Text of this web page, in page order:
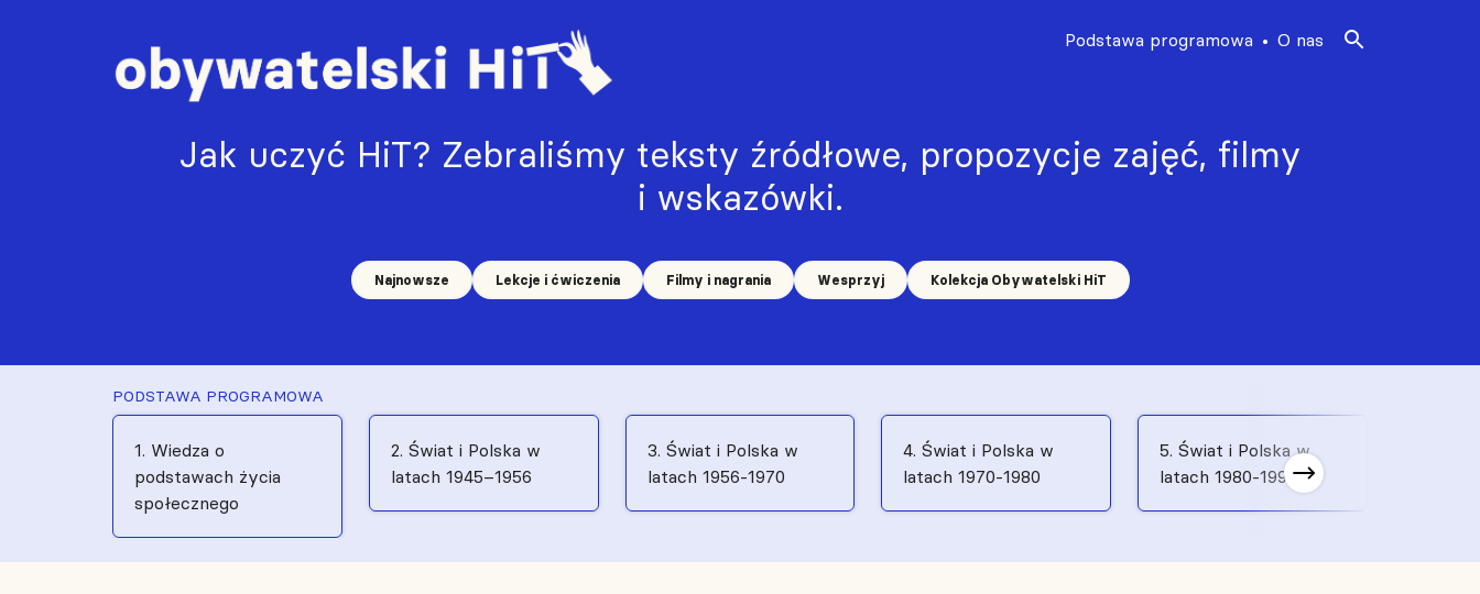
Jak uczyć HiT? Zebraliśmy teksty źródłowe, propozycje zajęć, filmy
i wskazówki.
Najnowsze Lekcje i ćwiczenia Filmy i nagrania Wesprzyj Kolekcja Obywatelski HiT
Podstawa programowa O nas
PODSTAWA PROGRAMOWA
1. Wiedza o
podstawach życia
społecznego
2. Świat i Polska w
latach 1945–1956
3. Świat i Polska w
latach 1956-1970
4. Świat i Polska w
latach 1970-1980
5. Świat i Polska w
latach 1980-1991